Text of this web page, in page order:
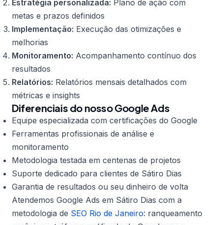
Estratégia personalizada: Plano de ação com
metas e prazos definidos
Implementação: Execução das otimizações e
melhorias
Monitoramento: Acompanhamento contínuo dos
resultados
Relatórios: Relatórios mensais detalhados com
métricas e insights
Diferenciais do nosso Google Ads
Equipe especializada com certificações do Google
Ferramentas profissionais de análise e
monitoramento
Metodologia testada em centenas de projetos
Suporte dedicado para clientes de Sátiro Dias
Garantia de resultados ou seu dinheiro de volta
Atendemos Google Ads em Sátiro Dias com a
metodologia de SEO Rio de Janeiro: ranqueamento